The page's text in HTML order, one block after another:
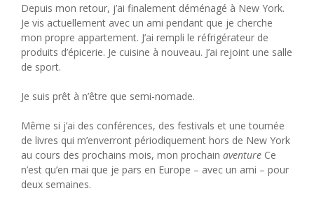
Depuis mon retour, j’ai finalement déménagé à New York.
Je vis actuellement avec un ami pendant que je cherche
mon propre appartement. J’ai rempli le réfrigérateur de
produits d’épicerie. Je cuisine à nouveau. J’ai rejoint une salle
de sport.
Je suis prêt à n’être que semi-nomade.
Même si j’ai des conférences, des festivals et une tournée
de livres qui m’enverront périodiquement hors de New York
au cours des prochains mois, mon prochain aventure Ce
n’est qu’en mai que je pars en Europe – avec un ami – pour
deux semaines.